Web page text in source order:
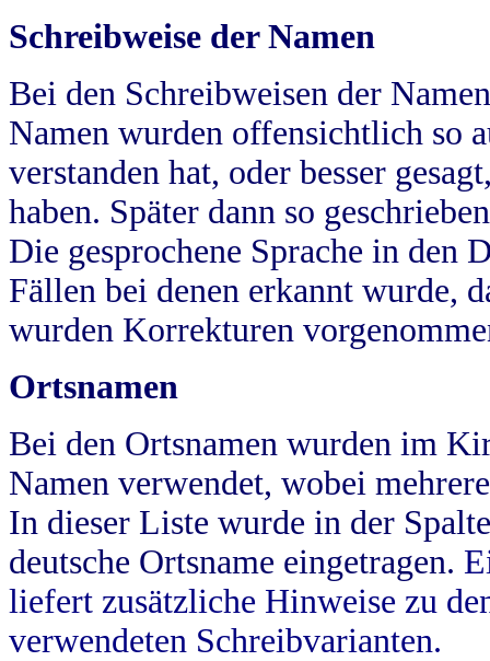
Schreibweise der Namen
Bei den Schreibweisen der
Namen wurden offensichtlich so
verstanden hat, oder besser
haben. Später dann so
Die gesprochene Sprache in
Fällen bei denen erkannt wurde,
wurden Korrekturen
Ortsnamen
Bei den Ortsnamen wurden im
Namen verwendet, wobei
In dieser Liste wurde in der
deutsche Ortsname eingetragen.
liefert zusätzliche Hinweise zu
verwendeten Schreibvarianten.